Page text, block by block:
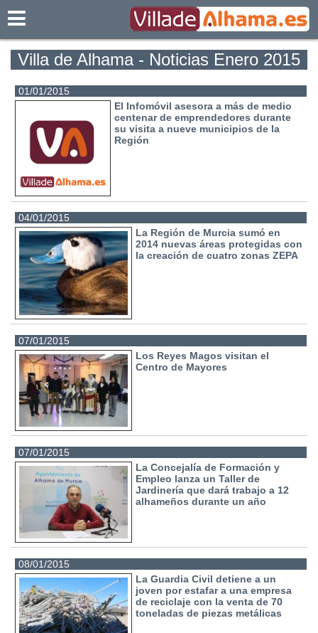
Villa de Alhama - Noticias Enero 2015
01/01/2015
El Infomóvil asesora a más de medio
centenar de emprendedores durante
su visita a nueve municipios de la
Región
04/01/2015
La Región de Murcia sumó en
2014 nuevas áreas protegidas con
la creación de cuatro zonas ZEPA
07/01/2015
Los Reyes Magos visitan el
Centro de Mayores
07/01/2015
La Concejalía de Formación y
Empleo lanza un Taller de
Jardinería que dará trabajo a 12
alhameños durante un año
08/01/2015
La Guardia Civil detiene a un
joven por estafar a una empresa
de reciclaje con la venta de 70
toneladas de piezas metálicas